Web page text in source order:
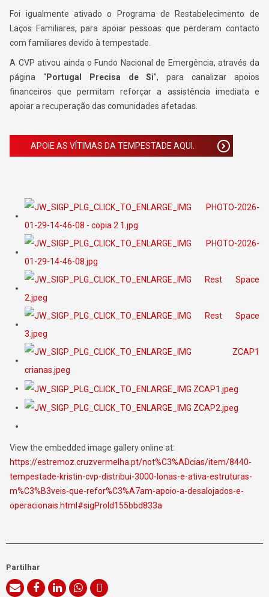
Foi igualmente ativado o Programa de Restabelecimento de
Laços Familiares, para apoiar pessoas que perderam contacto
com familiares devido à tempestade.
A CVP ativou ainda o Fundo Nacional de Emergência, através da
página “Portugal Precisa de Si”, para canalizar apoios
financeiros que permitam reforçar a assistência imediata e
apoiar a recuperação das comunidades afetadas.
APOIE AS VÍTIMAS DA TEMPESTADE AQUI.
View the embedded image gallery online at:
https://estremoz.cruzvermelha.pt/not%C3%ADcias/item/8440-
tempestade-kristin-cvp-distribui-3000-lonas-e-ativa-estruturas-
m%C3%B3veis-que-refor%C3%A7am-apoio-a-desalojados-e-
operacionais.html#sigProId155bbd833a
Partilhar